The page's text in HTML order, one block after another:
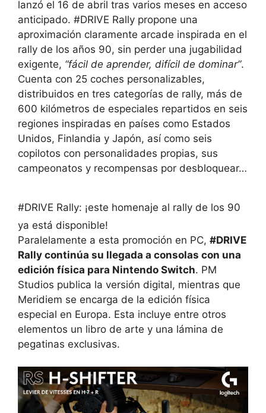
lanzó el 16 de abril tras varios meses en acceso
anticipado. #DRIVE Rally propone una
aproximación claramente arcade inspirada en el
rally de los años 90, sin perder una jugabilidad
exigente, “fácil de aprender, difícil de dominar”.
Cuenta con 25 coches personalizables,
distribuidos en tres categorías de rally, más de
600 kilómetros de especiales repartidos en seis
regiones inspiradas en países como Estados
Unidos, Finlandia y Japón, así como seis
copilotos con personalidades propias, sus
campeonatos y recompensas por desbloquear…
#DRIVE Rally: ¡este homenaje al rally de los 90
ya está disponible!
Paralelamente a esta promoción en PC, #DRIVE
Rally continúa su llegada a consolas con una
edición física para Nintendo Switch. PM
Studios publica la versión digital, mientras que
Meridiem se encarga de la edición física
especial en Europa. Esta incluye entre otros
elementos un libro de arte y una lámina de
pegatinas exclusivas.